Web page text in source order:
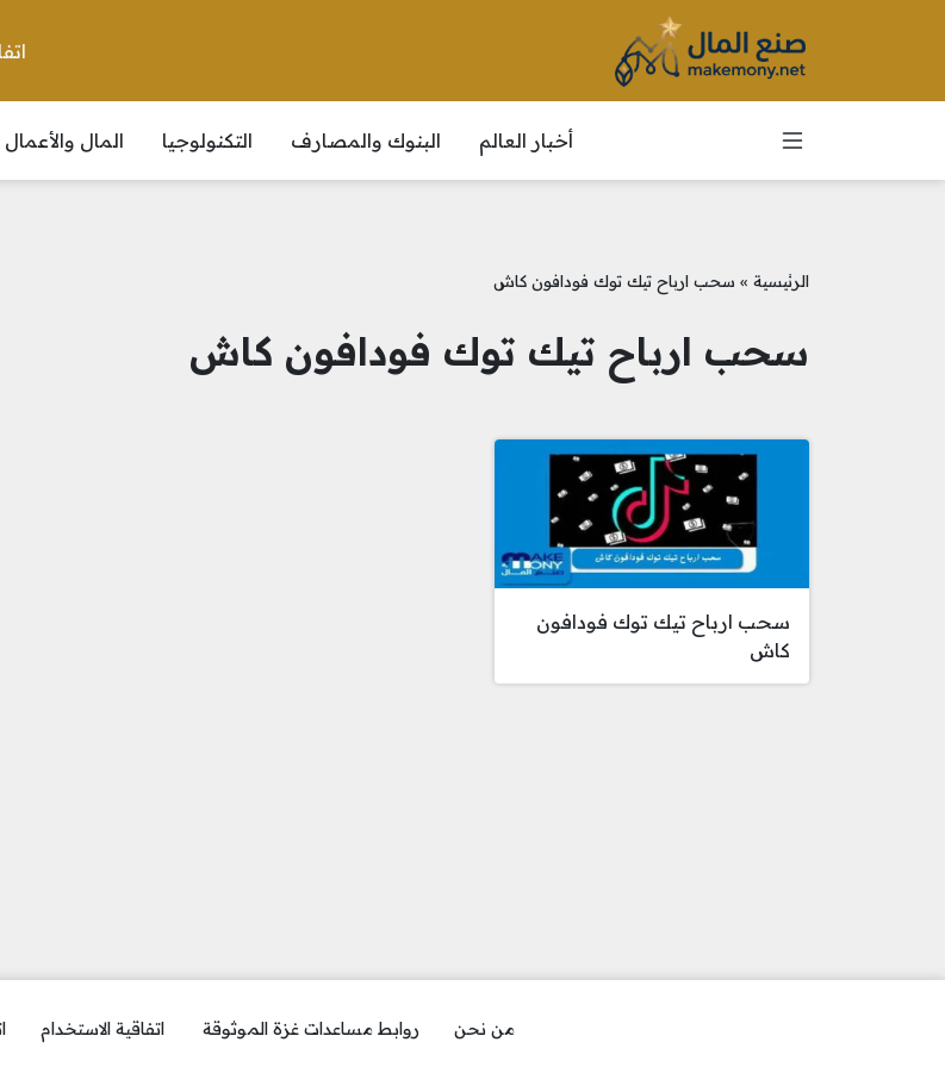
أخبار العالم البنوك والمصارف التكنولوجيا المال والأعمال
الرئيسية » سحب ارباح تيك توك فودافون كاش
سحب ارباح تيك توك فودافون كاش
سحب ارباح تيك توك فودافون
كاش
من نحن روابط مساعدات غزة الموثوقة اتفاقية الاستخدام